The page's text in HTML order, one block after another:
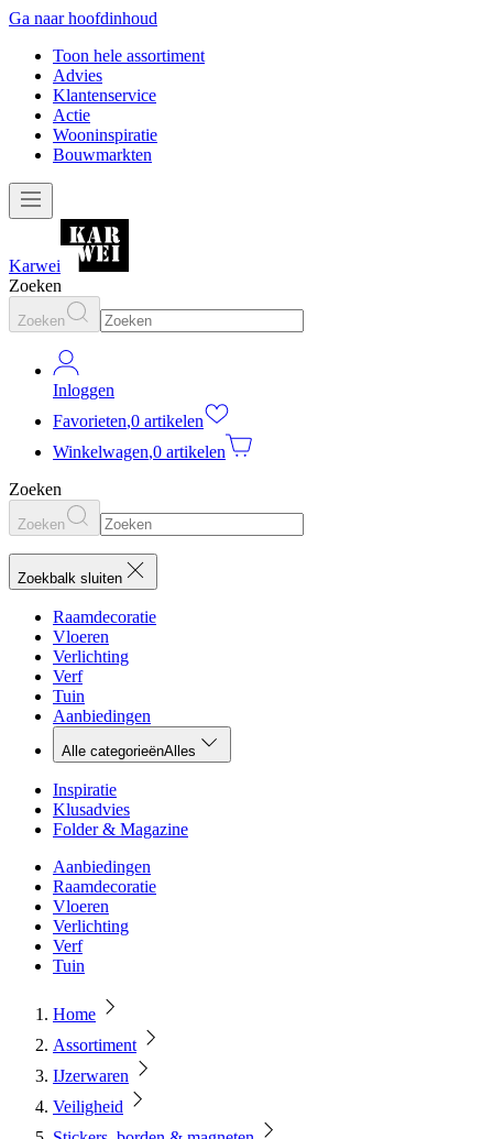
Ga naar hoofdinhoud
Toon hele assortiment
Advies
Klantenservice
Actie
Wooninspiratie
Bouwmarkten
Karwei
Zoeken
Zoeken
Inloggen
Favorieten,0 artikelen
Winkelwagen,0 artikelen
Zoeken
Zoeken
Zoekbalk sluiten
Raamdecoratie
Vloeren
Verlichting
Verf
Tuin
Aanbiedingen
Alle categorieënAlles
Inspiratie
Klusadvies
Folder & Magazine
Aanbiedingen
Raamdecoratie
Vloeren
Verlichting
Verf
Tuin
Home
Assortiment
IJzerwaren
Veiligheid